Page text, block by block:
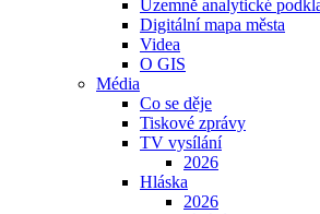
Územně analytické
Digitální mapa města
Videa
O GIS
Média
Co se děje
Tiskové zprávy
TV vysílání
2026
Hláska
2026